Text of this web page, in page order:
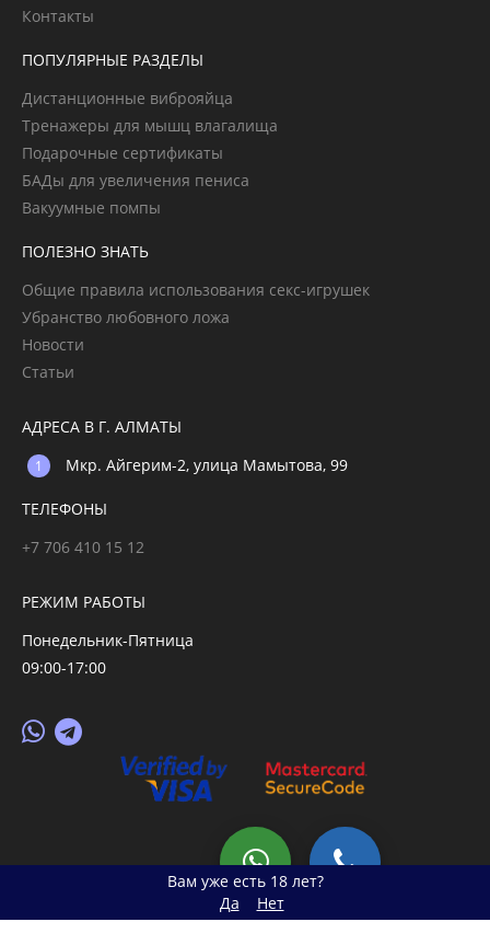
Вам уже есть 18 лет?
Да
Нет
Контакты
ПОПУЛЯРНЫЕ РАЗДЕЛЫ
Дистанционные виброяйца
Тренажеры для мышц влагалища
Подарочные сертификаты
БАДы для увеличения пениса
Вакуумные помпы
ПОЛЕЗНО ЗНАТЬ
Общие правила использования секс-игрушек
Убранство любовного ложа
Новости
Статьи
АДРЕСА В Г. АЛМАТЫ
Мкр. Айгерим-2, улица Мамытова, 99
ТЕЛЕФОНЫ
+7 706 410 15 12
РЕЖИМ РАБОТЫ
Понедельник-Пятница
09:00-17:00
© 2026 primegoods.kz